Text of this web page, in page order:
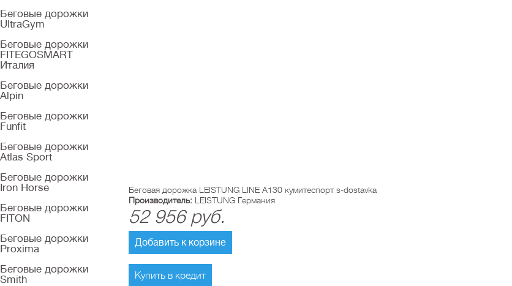
Беговые дорожки
UltraGym
Беговые дорожки
FITEGOSMART
Италия
Беговые дорожки
Alpin
Беговые дорожки
Funfit
Беговые дорожки
Atlas Sport
Беговые дорожки
Iron Horse
Беговые дорожки
FITON
Беговые дорожки
Proxima
Беговые дорожки
Smith
Беговая дорожка LEISTUNG LINE A130 кумитеспорт s-dostavka
Производитель: LEISTUNG Германия
52 956 руб.
Добавить к корзине
Купить в кредит